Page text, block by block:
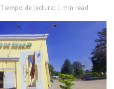
Tiempo de lectura: 1 min read